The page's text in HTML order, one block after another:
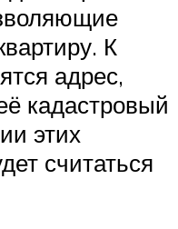
К
адрес,
кадастровый
этих
считаться